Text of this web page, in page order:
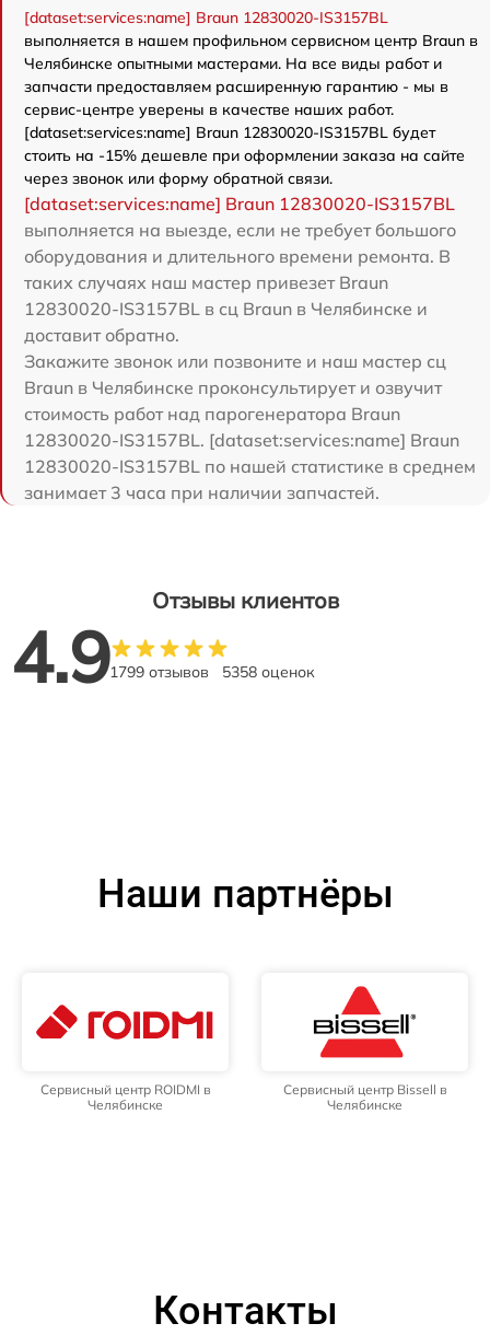
[dataset:services:name] Braun 12830020-IS3157BL
выполняется в нашем профильном сервисном центр Braun в
Челябинске опытными мастерами. На все виды работ и
запчасти предоставляем расширенную гарантию - мы в
сервис-центре уверены в качестве наших работ.
[dataset:services:name] Braun 12830020-IS3157BL будет
стоить на -15% дешевле при оформлении заказа на сайте
через звонок или форму обратной связи.
[dataset:services:name] Braun 12830020-IS3157BL
выполняется на выезде, если не требует большого
оборудования и длительного времени ремонта. В
таких случаях наш мастер привезет Braun
12830020-IS3157BL в сц Braun в Челябинске и
доставит обратно.
Закажите звонок или позвоните и наш мастер сц
Braun в Челябинске проконсультирует и озвучит
стоимость работ над парогенератора Braun
12830020-IS3157BL. [dataset:services:name] Braun
12830020-IS3157BL по нашей статистике в среднем
занимает 3 часа при наличии запчастей.
Отзывы клиентов
4.91799 отзывов 5358 оценок
Наши партнёры
Сервисный центр ROIDMI в
Челябинске
Сервисный центр Bissell в
Челябинске
Контакты